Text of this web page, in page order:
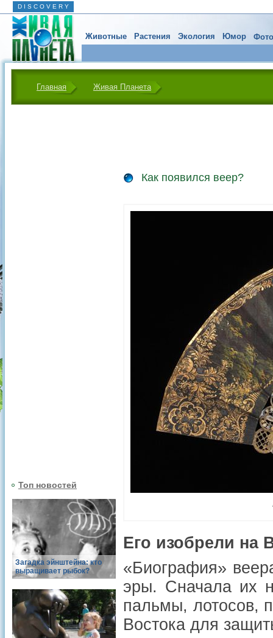
D I S C O V E R Y
Животные Растения Экология Юмор
Главная Живая Планета
Топ новостей
Загадка эйнштейна: кто
выращивает рыбок?
Как появился веер?
Его изобрели на
«Биография»
эры. Сначала их
пальмы, лотосов,
Востока для